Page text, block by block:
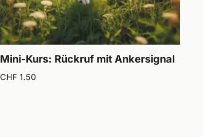
Mini-Kurs: Rückruf mit Ankersignal
CHF1.50